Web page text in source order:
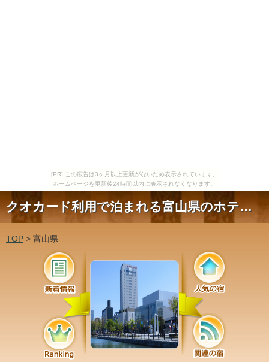
[PR] この広告は3ヶ月以上更新がないため表示されています。
ホームページを更新後24時間以内に表示されなくなります。
クオカード利用で泊まれる富山県のホテル、宿。
TOP > 富山県